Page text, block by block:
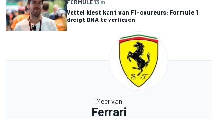
FORMULE 13 m
Vettel kiest kant van F1-coureurs: Formule 1
dreigt DNA te verliezen
Meer van
Ferrari